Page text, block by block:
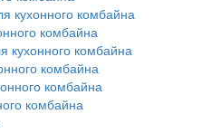
кухонного комбайна
комбайна
кухонного комбайна
комбайна
комбайна
комбайна